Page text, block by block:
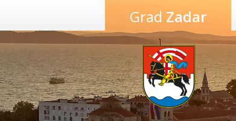
Preskoči
sadržaj
Grad Zadar